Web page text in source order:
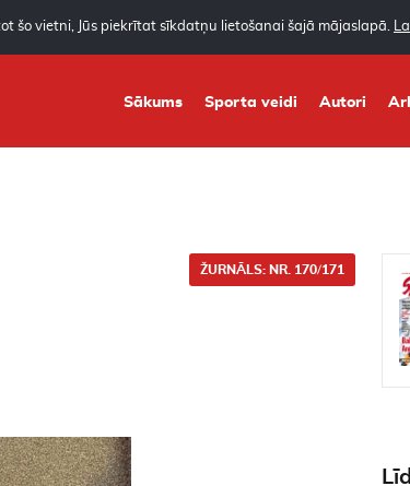
šo vietni, Jūs piekrītat sīkdatņu lietošanai šajā mājaslapā.
Sākums Sporta veidi Autori
ŽURNĀLS: NR. 170/171